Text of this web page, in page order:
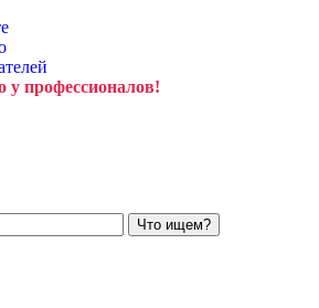
у профессионалов!